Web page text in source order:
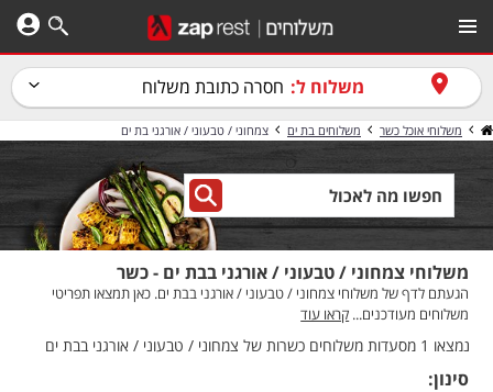
משלוח ל: חסרה כתובת משלוח
משלוחי אוכל כשר משלוחים בת ים צמחוני / טבעוני / אורגני בת ים
משלוחי צמחוני / טבעוני / אורגני בבת ים - כשר
הגעתם לדף של משלוחי צמחוני / טבעוני / אורגני בבת ים. כאן תמצאו תפריטי
משלוחים מעודכנים... קראו עוד
נמצאו 1 מסעדות משלוחים כשרות של צמחוני / טבעוני / אורגני בבת ים
סינון: